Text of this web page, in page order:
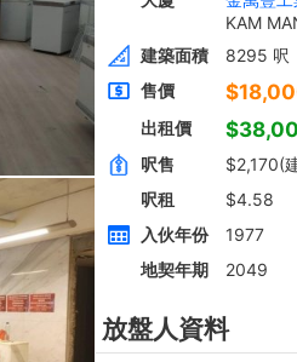
售$12,000,000
實用 --
置頂